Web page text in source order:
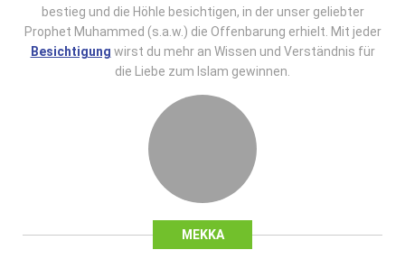
MEKKA
bestieg und die Höhle besichtigen, in der unser geliebter
Prophet Muhammed (s.a.w.) die Offenbarung erhielt. Mit jeder
Besichtigung wirst du mehr an Wissen und Verständnis für
die Liebe zum Islam gewinnen.